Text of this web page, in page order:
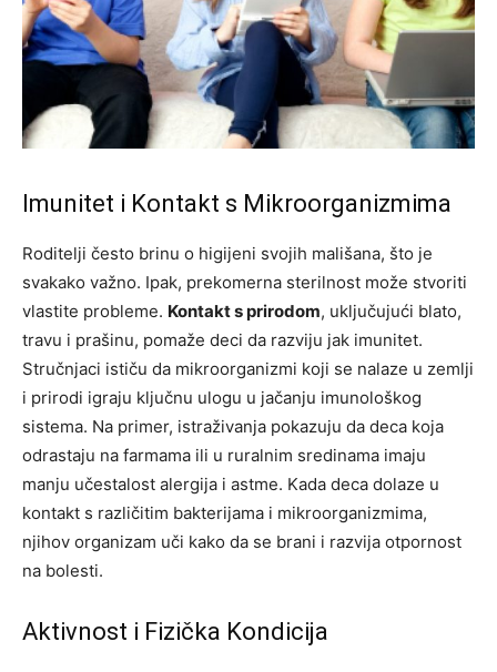
Imunitet i Kontakt s Mikroorganizmima
Roditelji često brinu o higijeni svojih mališana, što je
svakako važno. Ipak, prekomerna sterilnost može stvoriti
vlastite probleme. Kontakt s prirodom, uključujući blato,
travu i prašinu, pomaže deci da razviju jak imunitet.
Stručnjaci ističu da mikroorganizmi koji se nalaze u zemlji
i prirodi igraju ključnu ulogu u jačanju imunološkog
sistema. Na primer, istraživanja pokazuju da deca koja
odrastaju na farmama ili u ruralnim sredinama imaju
manju učestalost alergija i astme. Kada deca dolaze u
kontakt s različitim bakterijama i mikroorganizmima,
njihov organizam uči kako da se brani i razvija otpornost
na bolesti.
Aktivnost i Fizička Kondicija